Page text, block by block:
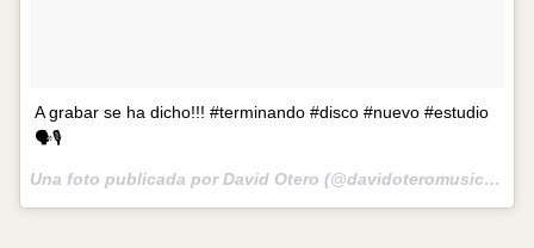
A grabar se ha dicho!!! #terminando #disco #nuevo #estudio
🗣🎙
Una foto publicada por David Otero (@davidoteromusic) el